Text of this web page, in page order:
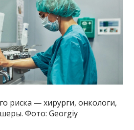
риска — хирурги, онкологи,
Фото: Georgiy